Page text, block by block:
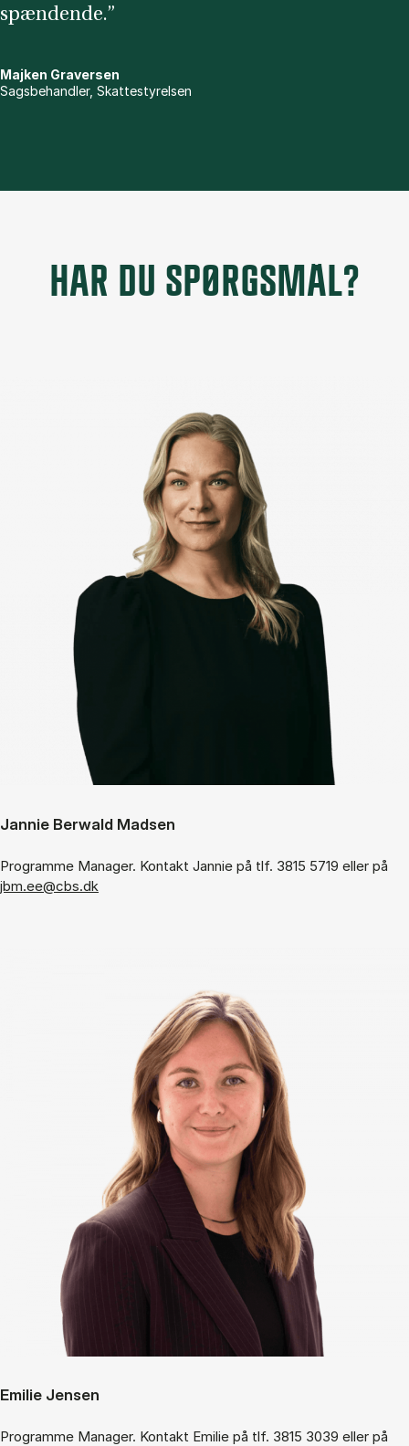
spændende.”
Majken Graversen
Sagsbehandler, Skattestyrelsen
HAR DU SPØRGSMÅL?
Jannie Berwald Madsen
Programme Manager. Kontakt Jannie på tlf. 3815 5719 eller på
jbm.ee@cbs.dk
Emilie Jensen
Programme Manager. Kontakt Emilie på tlf. 3815 3039 eller på